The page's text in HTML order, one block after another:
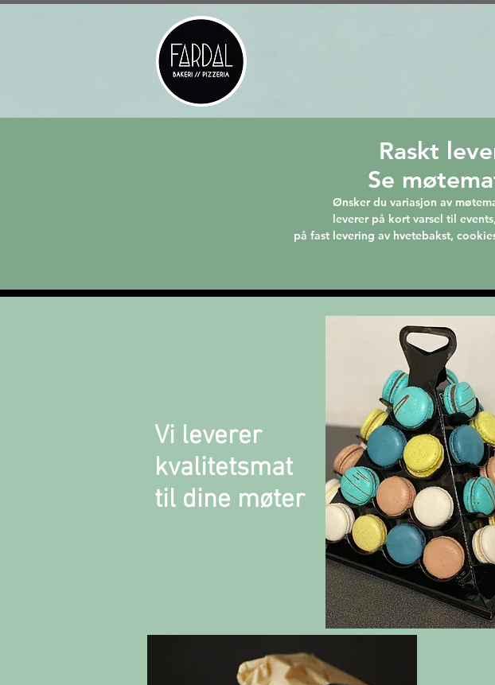
Raskt
Se
Ønsker du variasjon av
leverer på kort varsel til
på fast levering av hvetebakst,
Vi leverer
kvalitetsmat
til dine møter